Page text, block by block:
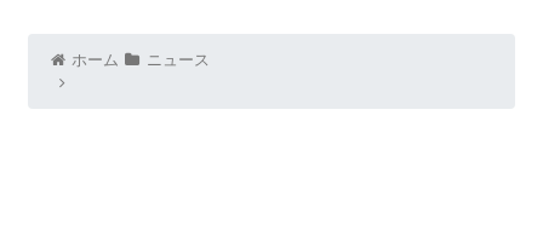
ホーム ニュース